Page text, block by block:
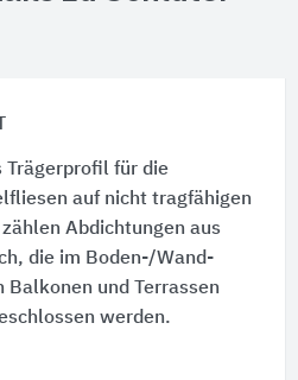
für die
auf nicht tragfähigen
Abdichtungen aus
die im Boden-/Wand-
Balkonen und Terrassen
werden.